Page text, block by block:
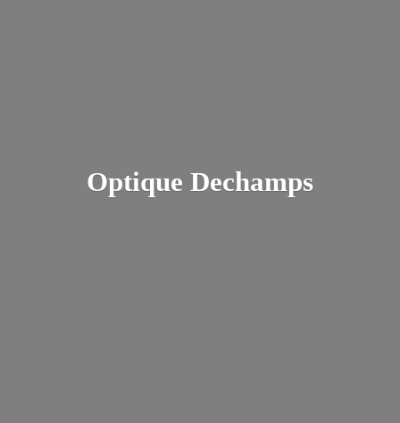
Optique Dechamps